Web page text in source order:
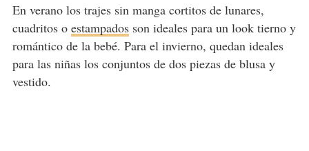
En verano los trajes sin manga cortitos de lunares,
cuadritos o estampadosson ideales para un look tierno y
romántico de la bebé. Para el invierno, quedan ideales
para las niñas los conjuntos de dos piezas de blusa y
vestido.